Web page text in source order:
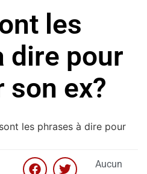
les
dire pour
son ex?
les phrases à dire pour
Aucun